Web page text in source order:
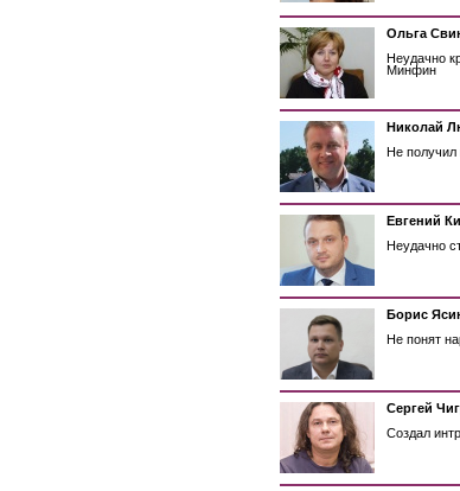
Ольга
Неудачно
Минфин
Николай
Не получил
Евгений
Неудачно
Борис
Не понят
Сергей
Создал